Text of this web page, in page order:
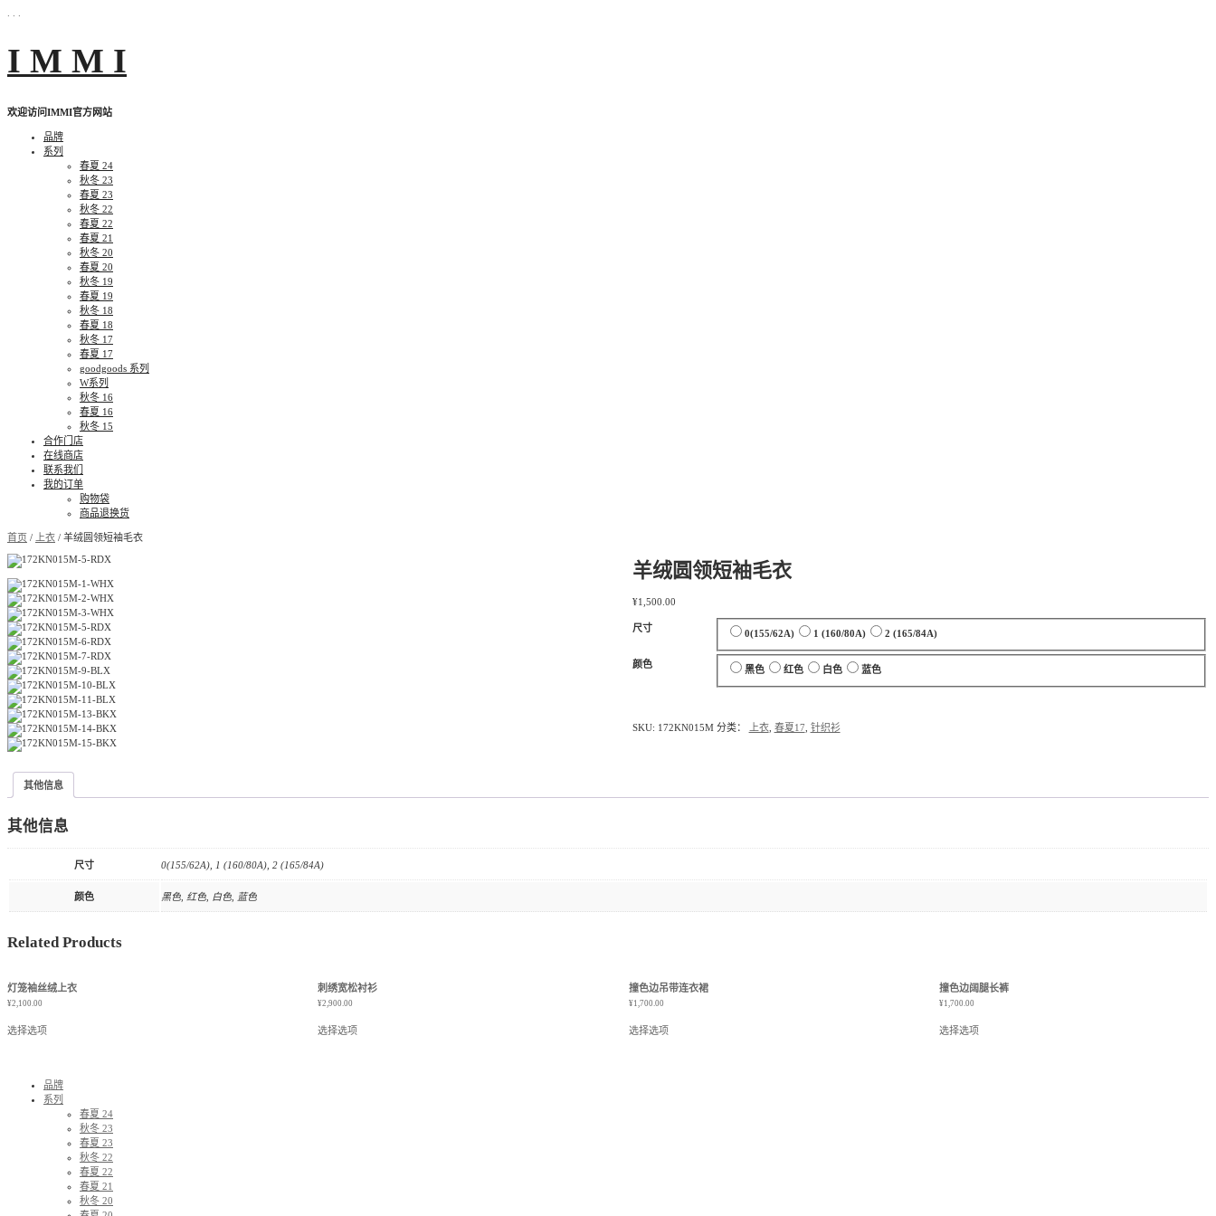
I M M I
欢迎访问IMMI官方网站
品牌
系列
春夏 24
秋冬 23
春夏 23
秋冬 22
春夏 22
春夏 21
秋冬 20
春夏 20
秋冬 19
春夏 19
秋冬 18
春夏 18
秋冬 17
春夏 17
goodgoods 系列
W系列
秋冬 16
春夏 16
秋冬 15
合作门店
在线商店
联系我们
我的订单
购物袋
商品退换货
首页 / 上衣 / 羊绒圆领短袖毛衣
羊绒圆领短袖毛衣
¥1,500.00
尺寸
0(155/62A) 1 (160/80A) 2 (165/84A)
颜色
黑色 红色 白色 蓝色
SKU: 172KN015M 分类： 上衣, 春夏17 针织衫
其他信息
其他信息
尺寸 0(155/62A), 1 (160/80A), 2 (165/84A)
颜色 黑色, 红色, 白色, 蓝色
Related Products
灯笼袖丝绒上衣
¥2,100.00
选择选项
刺绣宽松衬衫
¥2,900.00
选择选项
撞色边吊带连衣裙
¥1,700.00
选择选项
撞色边阔腿长裤
¥1,700.00
选择选项
品牌
系列
春夏 24
秋冬 23
春夏 23
秋冬 22
春夏 22
春夏 21
秋冬 20